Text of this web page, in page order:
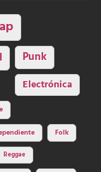
Punk
Electrónica
Folk
Reggae